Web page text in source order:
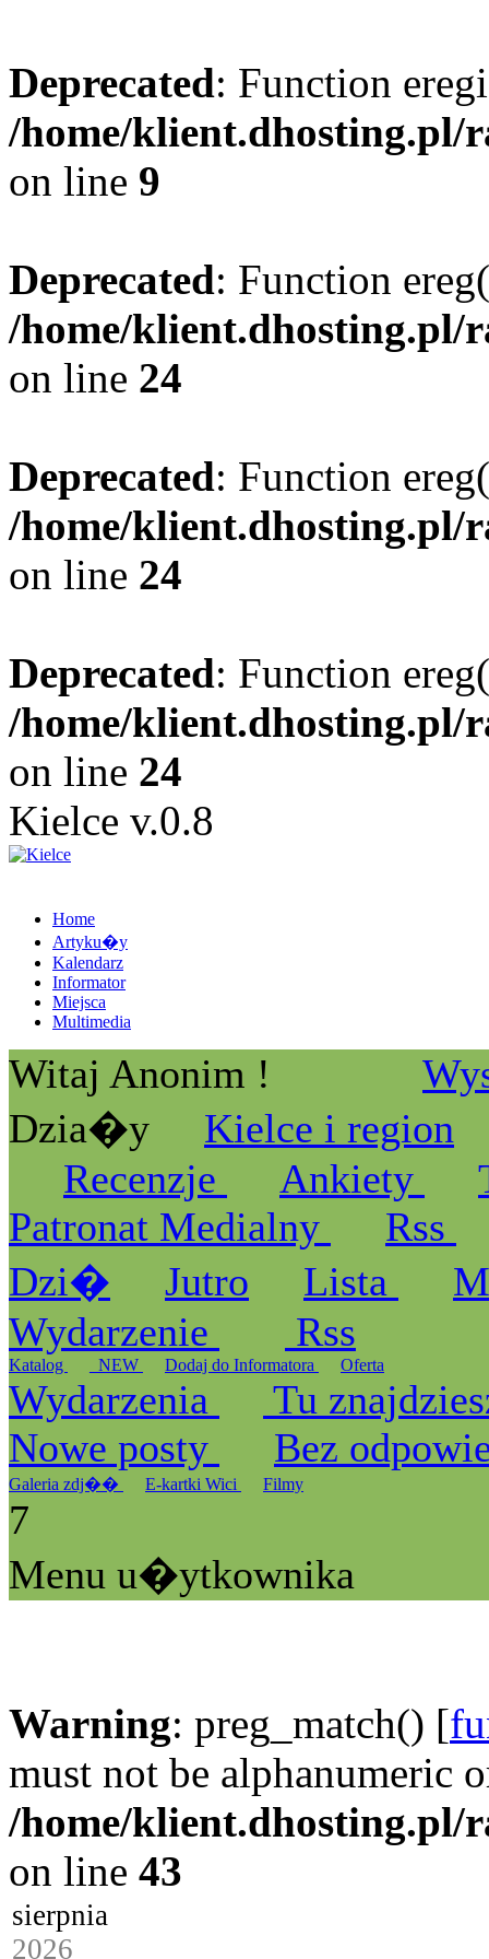
Deprecated: Function
/home/klient.dhosting.pl/
on line 9
Deprecated: Function
/home/klient.dhosting.pl/
on line 24
Deprecated: Function
/home/klient.dhosting.pl/
on line 24
Deprecated: Function
/home/klient.dhosting.pl/
on line 24
Kielce v.0.8
Home
Artyku�y
Kalendarz
Informator
Miejsca
Multimedia
Witaj Anonim !
Dzia�y
Kielce i region
Recenzje
Ankiety
Patronat Medialny
Rss
Dzi�
Jutro Lista
Wydarzenie
Rss
Katalog _NEW Dodaj do Informatora Oferta
Wydarzenia
Tu
Nowe posty
Bez
Galeria zdj�� E-kartki Wici Filmy
7
Menu u�ytkownika
Warning: preg_match() [
must not be alphanumeric
/home/klient.dhosting.pl/
on line 43
sierpnia
2026